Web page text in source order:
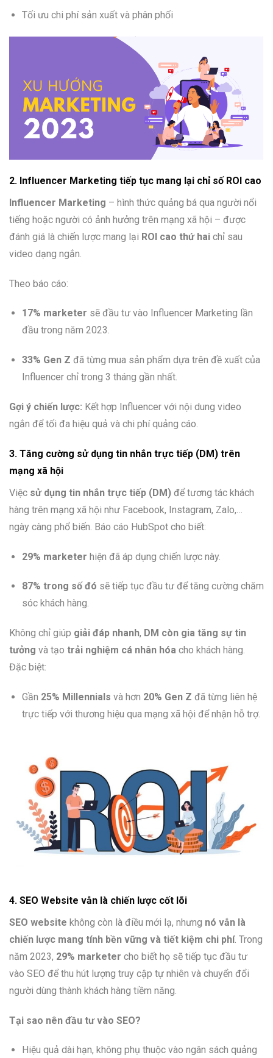
Tối ưu chi phí sản xuất và phân phối
2. Influencer Marketing tiếp tục mang lại chỉ số ROI cao
Influencer Marketing – hình thức quảng bá qua người nổi
tiếng hoặc người có ảnh hưởng trên mạng xã hội – được
đánh giá là chiến lược mang lại ROI cao thứ hai chỉ sau
video dạng ngắn.
Theo báo cáo:
17% marketer sẽ đầu tư vào Influencer Marketing lần
đầu trong năm 2023.
33% Gen Z đã từng mua sản phẩm dựa trên đề xuất của
Influencer chỉ trong 3 tháng gần nhất.
Gợi ý chiến lược: Kết hợp Influencer với nội dung video
ngắn để tối đa hiệu quả và chi phí quảng cáo.
3. Tăng cường sử dụng tin nhắn trực tiếp (DM) trên
mạng xã hội
Việc sử dụng tin nhắn trực tiếp (DM) để tương tác khách
hàng trên mạng xã hội như Facebook, Instagram, Zalo,…
ngày càng phổ biến. Báo cáo HubSpot cho biết:
29% marketer hiện đã áp dụng chiến lược này.
87% trong số đó sẽ tiếp tục đầu tư để tăng cường chăm
sóc khách hàng.
Không chỉ giúp giải đáp nhanh, DM còn gia tăng sự tin
tưởng và tạo trải nghiệm cá nhân hóa cho khách hàng.
Đặc biệt:
Gần 25% Millennials và hơn 20% Gen Z đã từng liên hệ
trực tiếp với thương hiệu qua mạng xã hội để nhận hỗ trợ.
4. SEO Website vẫn là chiến lược cốt lõi
SEO website không còn là điều mới lạ, nhưng nó vẫn là
chiến lược mang tính bền vững và tiết kiệm chi phí. Trong
năm 2023, 29% marketer cho biết họ sẽ tiếp tục đầu tư
vào SEO để thu hút lượng truy cập tự nhiên và chuyển đổi
người dùng thành khách hàng tiềm năng.
Tại sao nên đầu tư vào SEO?
Hiệu quả dài hạn, không phụ thuộc vào ngân sách quảng